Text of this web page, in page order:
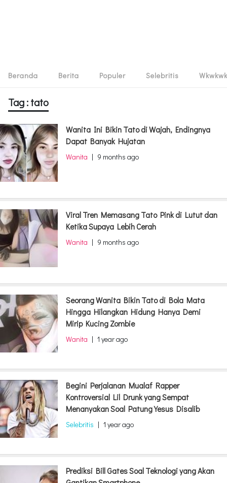
Beranda Berita Populer Selebritis Wkwkwk
Tag : tato
Wanita Ini Bikin Tato di Wajah, Endingnya
Dapat Banyak Hujatan
Wanita | 9 months ago
Viral Tren Memasang Tato Pink di Lutut dan
Ketika Supaya Lebih Cerah
Wanita | 9 months ago
Seorang Wanita Bikin Tato di Bola Mata
Hingga Hilangkan Hidung Hanya Demi
Mirip Kucing Zombie
Wanita | 1 year ago
Begini Perjalanan Mualaf Rapper
Kontroversial Lil Drunk yang Sempat
Menanyakan Soal Patung Yesus Disalib
Selebritis | 1 year ago
Prediksi Bill Gates Soal Teknologi yang Akan